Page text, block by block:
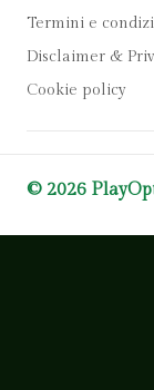
Termini e
Disclaimer &
Cookie policy
© 2026